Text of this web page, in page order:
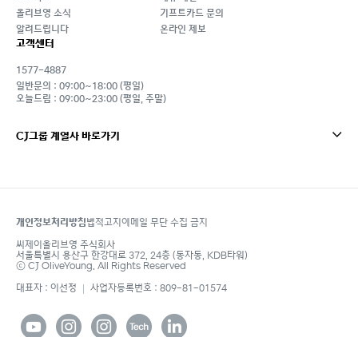
올리브영 소식
알려드립니다
기프트카드 문의
온라인 제보
고객센터
1577-4887
일반문의 : 09:00~18:00 (평일)
오늘드림 : 09:00~23:00 (평일, 주말)
CJ그룹 계열사 바로가기
footer
개인정보처리방침법적고지이메일 무단 수집 금지
씨제이올리브영 주식회사
서울특별시 용산구 한강대로 372, 24층 (동자동, KDB타워)
ⓒ CJ OliveYoung. All Rights Reserved
대표자 : 이선정
사업자등록번호 : 809-81-01574